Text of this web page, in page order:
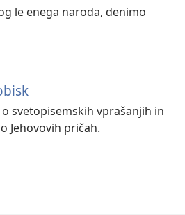
le enega naroda, denimo
svetopisemskih vprašanjih in
Jehovovih pričah.